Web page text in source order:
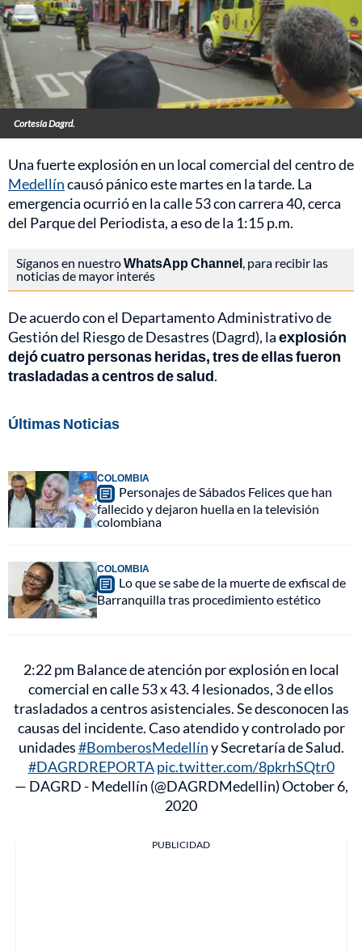
Cortesía Dagrd.
Una fuerte explosión en un local comercial del centro de
Medellíncausó pánico este martes en la tarde. La
emergencia ocurrió en la calle 53 con carrera 40, cerca
del Parque del Periodista, a eso de la 1:15 p.m.
Síganos en nuestroWhatsApp Channel, para recibir las
noticias de mayor interés
De acuerdo con el Departamento Administrativo de
Gestión del Riesgo de Desastres (Dagrd), laexplosión
dejó cuatro personas heridas, tres de ellas fueron
trasladadas a centros de salud.
Últimas Noticias
COLOMBIA
Personajes de Sábados Felices que han
fallecido y dejaron huella en la televisión
colombiana
COLOMBIA
Lo que se sabe de la muerte de exfiscal de
Barranquilla tras procedimiento estético
2:22 pm Balance de atención por explosión en local
comercial en calle 53 x 43. 4 lesionados, 3 de ellos
trasladados a centros asistenciales. Se desconocen las
causas del incidente. Caso atendido y controlado por
unidades#BomberosMedellíny Secretaría de Salud.
#DAGRDREPORTA pic.twitter.com/8pkrhSQtr0
— DAGRD - Medellín (@DAGRDMedellin)October 6,
2020
PUBLICIDAD